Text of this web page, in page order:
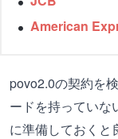
American
povo2.0の契約を
ードを持っていな
に準備しておくと